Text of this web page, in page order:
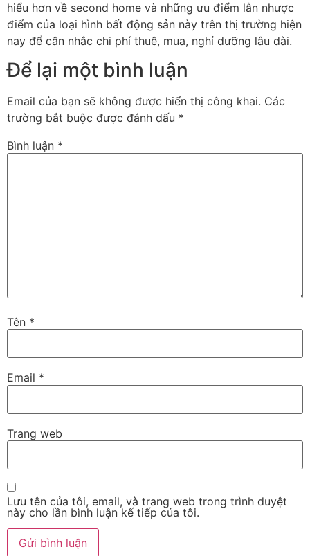
hiểu hơn về second home và những ưu điểm lẫn nhược
điểm của loại hình bất động sản này trên thị trường hiện
nay để cân nhắc chi phí thuê, mua, nghỉ dưỡng lâu dài.
Để lại một bình luận
Email của bạn sẽ không được hiển thị công khai. Các
trường bắt buộc được đánh dấu *
Bình luận *
Tên *
Email *
Trang web
Lưu tên của tôi, email, và trang web trong trình duyệt
này cho lần bình luận kế tiếp của tôi.